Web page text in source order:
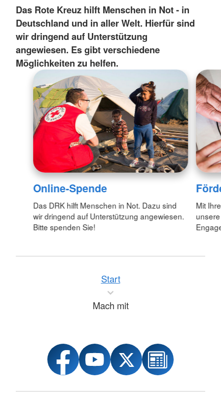
Das Rote Kreuz hilft Menschen in Not - in
Deutschland und in aller Welt. Hierfür sind
wir dringend auf Unterstützung
angewiesen. Es gibt verschiedene
Möglichkeiten zu helfen.
Online-Spende
Das DRK hilft Menschen in Not. Dazu sind
wir dringend auf Unterstützung angewiesen.
Bitte spenden Sie!
Mit
Start
Mach mit